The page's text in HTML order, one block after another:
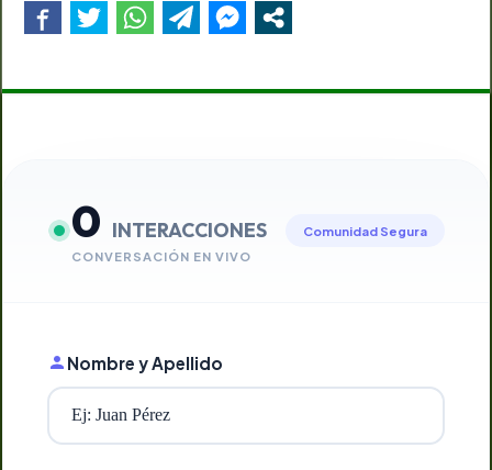
0 INTERACCIONES
CONVERSACIÓN EN VIVO
Comunidad Segura
Nombre y Apellido